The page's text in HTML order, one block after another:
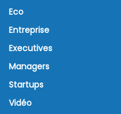
Eco
Entreprise
Executives
Managers
Startups
Vidéo